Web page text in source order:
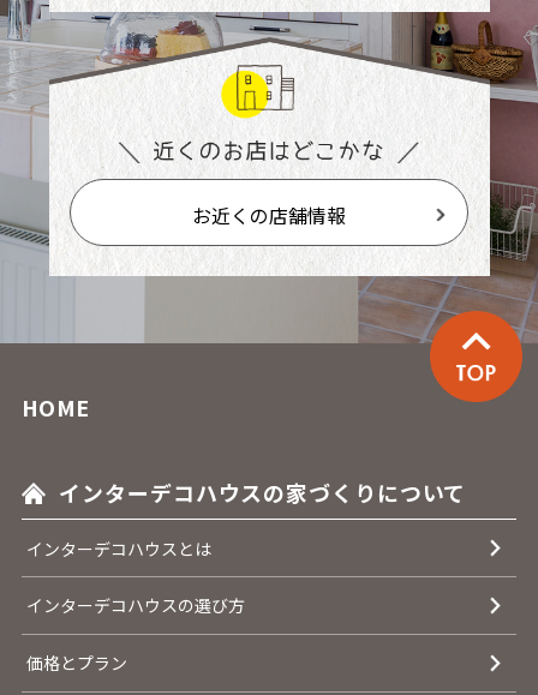
お近くの店舗情報
HOME
インターデコハウスの家づくりについて
インターデコハウスとは
インターデコハウスの選び方
価格とプラン